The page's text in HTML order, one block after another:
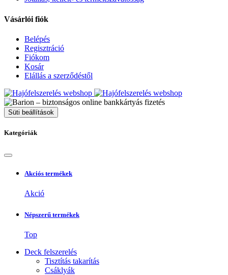
Vásárlói fiók
Belépés
Regisztráció
Fiókom
Kosár
Elállás a szerződéstől
Süti beállítások
Kategóriák
Akciós termékek
Akció
Népszerű termékek
Top
Deck felszerelés
Tisztítás takarítás
Csáklyák